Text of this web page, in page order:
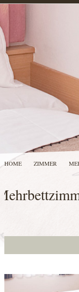
HOME ZIMMER